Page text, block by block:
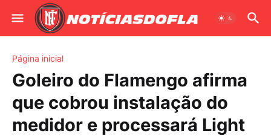
Página inicial
Goleiro do Flamengo afirma
que cobrou instalação do
medidor e processará Light